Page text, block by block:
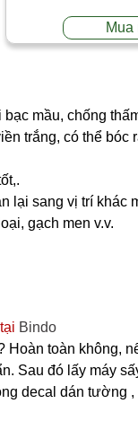
Mua
mầu, chống
trắng, có thể
lại sang vị trí khác
gạch men v.v.
Bindo
toàn không,
Sau đó lấy máy
decal dán tường